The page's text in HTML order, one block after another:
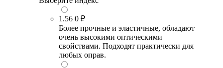
1.56 0 ₽
Более прочные и эластичные, обладают
очень высокими оптическими
свойствами. Подходят практически для
любых оправ.